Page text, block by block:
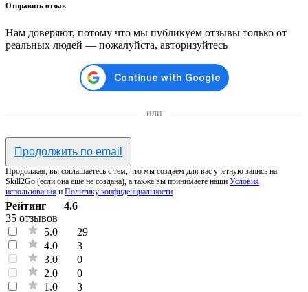
Отправить отзыв
Нам доверяют, потому что мы публикуем отзывы только от
реальных людей — пожалуйста, авторизуйтесь
или
Продолжить по email
Продолжая, вы соглашаетесь с тем, что мы создаем для вас учетную запись на
Skill2Go (если она еще не создана), а также вы принимаете наши Условия
использования и Политику конфиденциальности
Рейтинг
4.6
35 отзывов
5.0
29
4.0
3
3.0
0
2.0
0
1.0
3